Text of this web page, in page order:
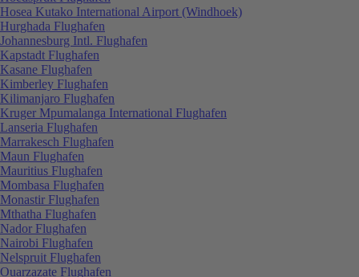
Hosea Kutako International Airport (Windhoek)
Hurghada Flughafen
Johannesburg Intl. Flughafen
Kapstadt Flughafen
Kasane Flughafen
Kimberley Flughafen
Kilimanjaro Flughafen
Kruger Mpumalanga International Flughafen
Lanseria Flughafen
Marrakesch Flughafen
Maun Flughafen
Mauritius Flughafen
Mombasa Flughafen
Monastir Flughafen
Mthatha Flughafen
Nador Flughafen
Nairobi Flughafen
Nelspruit Flughafen
Ouarzazate Flughafen